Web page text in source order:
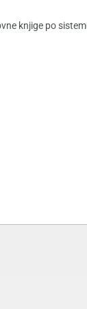
knjige po